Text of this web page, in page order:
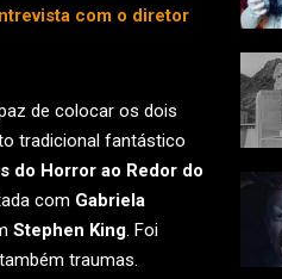
com o diretor
de colocar os dois
tradicional fantástico
do Horror ao Redor do
com Gabriela
Stephen King. Foi
traumas.